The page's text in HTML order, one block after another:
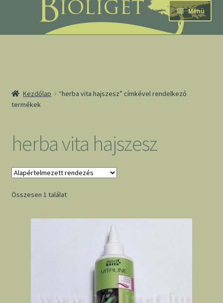
navigációhoz
tartalomba
Menü
Kezdőlap
“herba vita hajszesz” címkével rendelkező
termékek
herba vita hajszesz
Összesen 1 találat